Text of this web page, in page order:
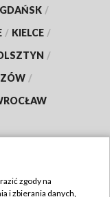
GDAŃSK /
/ KIELCE /
/
/
zgody na
i zbierania danych,